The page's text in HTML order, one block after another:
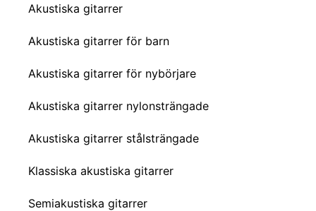
Akustiska gitarrer
Akustiska gitarrer för barn
Akustiska gitarrer för nybörjare
Akustiska gitarrer nylonsträngade
Akustiska gitarrer stålsträngade
Klassiska akustiska gitarrer
Semiakustiska gitarrer